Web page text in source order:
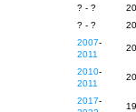
? - ?
20
? - ? 20
2007-
2011
20
2010-
2011
20
2017-
19